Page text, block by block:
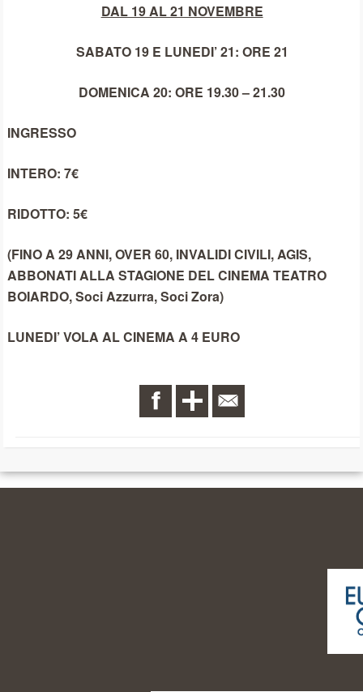
DAL 19 AL 21 NOVEMBRE
SABATO 19 E LUNEDI’ 21: ORE 21
DOMENICA 20: ORE 19.30 – 21.30
INGRESSO
INTERO: 7€
RIDOTTO: 5€
(FINO A 29 ANNI, OVER 60, INVALIDI CIVILI, AGIS,
ABBONATI ALLA STAGIONE DEL CINEMA TEATRO
BOIARDO, Soci Azzurra, Soci Zora)
LUNEDI’ VOLA AL CINEMA A 4 EURO